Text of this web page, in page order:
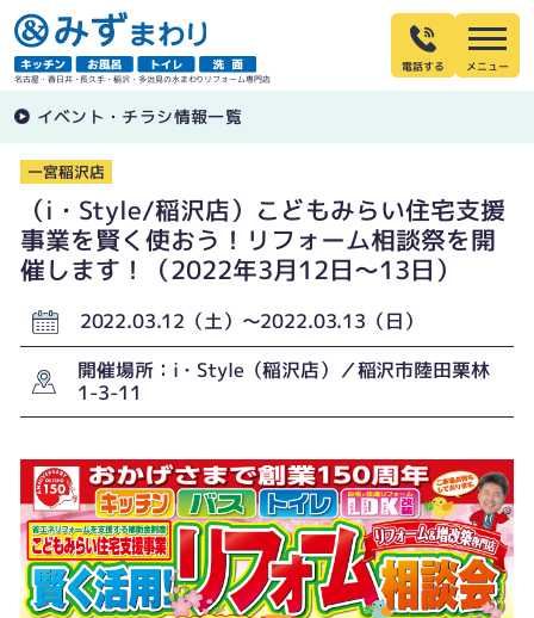
名古屋・春日井・長久手・稲沢・多治見の水まわりリフォーム専門店
電話する
イベント・チラシ情報一覧
一宮稲沢店
（i・Style/稲沢店）こどもみらい住宅支援
事業を賢く使おう！リフォーム相談祭を開
催します！（2022年3月12日〜13日）
2022.03.12（土）〜2022.03.13（日）
開催場所：i・Style（稲沢店）／稲沢市陸田栗林
1-3-11